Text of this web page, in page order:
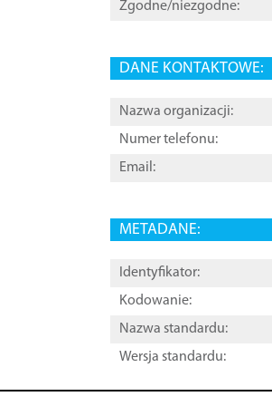
Zgodne/niezgodne:
DANE KONTAKTOWE:
Nazwa organizacji:
Numer telefonu:
Email:
METADANE:
Identyfikator:
Kodowanie:
Nazwa standardu:
Wersja standardu: